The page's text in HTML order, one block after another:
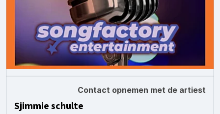
Contact opnemen met de artiest
Sjimmie schulte